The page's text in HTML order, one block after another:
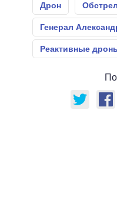
Дрон Обстрел
Генерал
Реактивные